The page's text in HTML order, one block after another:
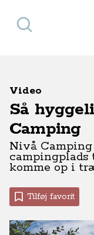
Søg
Video
Så
Camping
Nivå
campingplads
komme op i
Tilføj favorit